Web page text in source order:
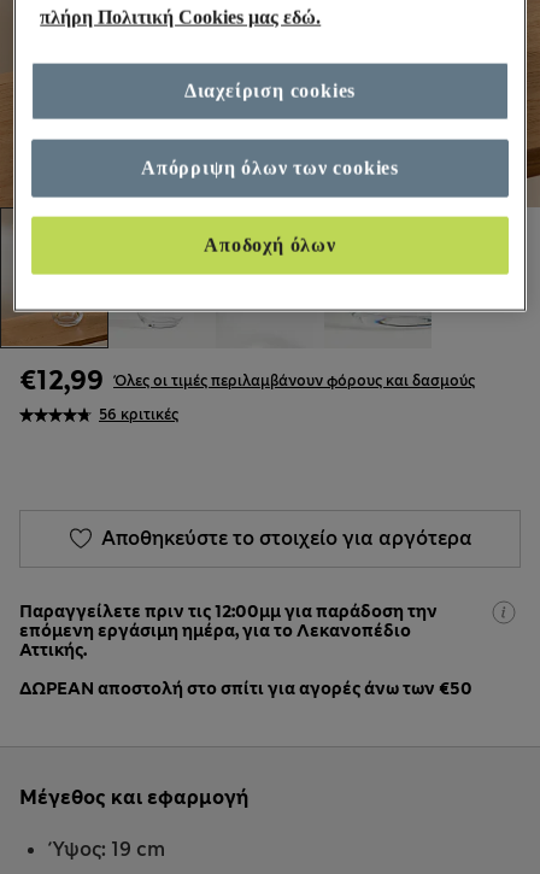
56 κριτικές
€12,99 Όλες οι τιμές περιλαμβάνουν φόρους και δασμούς
Αποθηκεύστε το στοιχείο για αργότερα
Παραγγείλετε πριν τις 12:00μμ για παράδοση την
επόμενη εργάσιμη ημέρα, για το Λεκανοπέδιο
Αττικής.
ΔΩΡΕΑΝ αποστολή στο σπίτι για αγορές άνω των €50
Μέγεθος και εφαρμογή
Ύψος: 19 cm
πλήρη Πολιτική Cookies μας εδώ.
Απόρριψη όλων των cookies
Αποδοχή όλων
Διαχείριση cookies